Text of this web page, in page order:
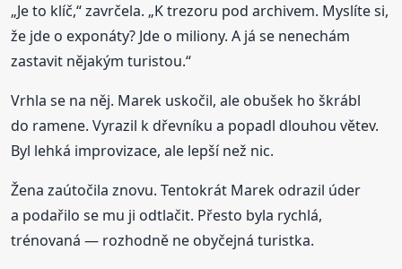
„Je to klíč,“ zavrčela. „K trezoru pod archivem. Myslíte si,
že jde o exponáty? Jde o miliony. A já se nenechám
zastavit nějakým turistou.“
Vrhla se na něj. Marek uskočil, ale obušek ho škrábl
do ramene. Vyrazil k dřevníku a popadl dlouhou větev.
Byl lehká improvizace, ale lepší než nic.
Žena zaútočila znovu. Tentokrát Marek odrazil úder
a podařilo se mu ji odtlačit. Přesto byla rychlá,
trénovaná — rozhodně ne obyčejná turistka.